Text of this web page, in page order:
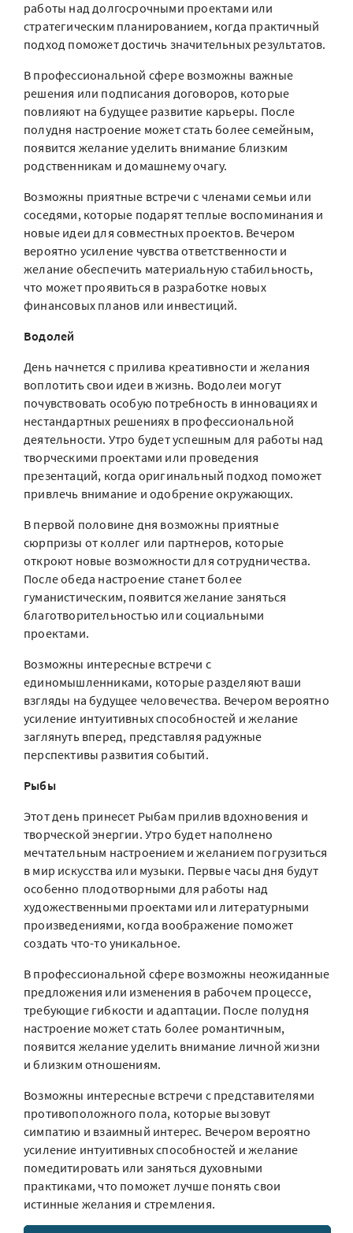
работы над долгосрочными проектами или
стратегическим планированием, когда практичный
подход поможет достичь значительных результатов.
В профессиональной сфере возможны важные
решения или подписания договоров, которые
повлияют на будущее развитие карьеры. После
полудня настроение может стать более семейным,
появится желание уделить внимание близким
родственникам и домашнему очагу.
Возможны приятные встречи с членами семьи или
соседями, которые подарят теплые воспоминания и
новые идеи для совместных проектов. Вечером
вероятно усиление чувства ответственности и
желание обеспечить материальную стабильность,
что может проявиться в разработке новых
финансовых планов или инвестиций.
Водолей
День начнется с прилива креативности и желания
воплотить свои идеи в жизнь. Водолеи могут
почувствовать особую потребность в инновациях и
нестандартных решениях в профессиональной
деятельности. Утро будет успешным для работы над
творческими проектами или проведения
презентаций, когда оригинальный подход поможет
привлечь внимание и одобрение окружающих.
В первой половине дня возможны приятные
сюрпризы от коллег или партнеров, которые
откроют новые возможности для сотрудничества.
После обеда настроение станет более
гуманистическим, появится желание заняться
благотворительностью или социальными
проектами.
Возможны интересные встречи с
единомышленниками, которые разделяют ваши
взгляды на будущее человечества. Вечером вероятно
усиление интуитивных способностей и желание
заглянуть вперед, представляя радужные
перспективы развития событий.
Рыбы
Этот день принесет Рыбам прилив вдохновения и
творческой энергии. Утро будет наполнено
мечтательным настроением и желанием погрузиться
в мир искусства или музыки. Первые часы дня будут
особенно плодотворными для работы над
художественными проектами или литературными
произведениями, когда воображение поможет
создать что-то уникальное.
В профессиональной сфере возможны неожиданные
предложения или изменения в рабочем процессе,
требующие гибкости и адаптации. После полудня
настроение может стать более романтичным,
появится желание уделить внимание личной жизни
и близким отношениям.
Возможны интересные встречи с представителями
противоположного пола, которые вызовут
симпатию и взаимный интерес. Вечером вероятно
усиление интуитивных способностей и желание
помедитировать или заняться духовными
практиками, что поможет лучше понять свои
истинные желания и стремления.